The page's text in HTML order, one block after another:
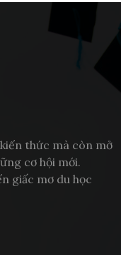
thức mà còn mở
cơ hội mới.
giấc mơ du học